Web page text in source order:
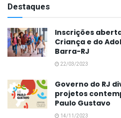
Destaques
Inscrições
Criança e do
Barra-RJ
22/03/2023
Governo do RJ
projetos
Paulo Gustavo
14/11/2023